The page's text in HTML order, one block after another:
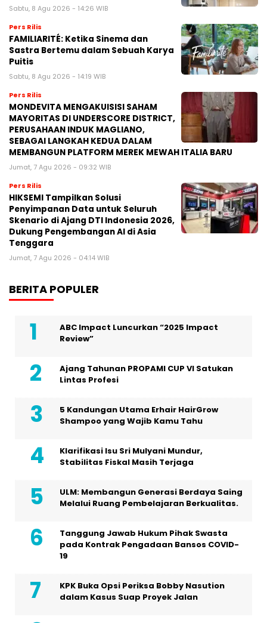
Sabtu, 8 Agu 2026 - 14:26 WIB
Pers Rilis
FAMILIARITÉ: Ketika Sinema dan
Sastra Bertemu dalam Sebuah Karya
Puitis
Sabtu, 8 Agu 2026 - 14:19 WIB
Pers Rilis
MONDEVITA MENGAKUISISI SAHAM
MAYORITAS DI UNDERSCORE DISTRICT,
PERUSAHAAN INDUK MAGLIANO,
SEBAGAI LANGKAH KEDUA DALAM
MEMBANGUN PLATFORM MEREK MEWAH ITALIA BARU
Jumat, 7 Agu 2026 - 09:32 WIB
Pers Rilis
HIKSEMI Tampilkan Solusi
Penyimpanan Data untuk Seluruh
Skenario di Ajang DTI Indonesia 2026,
Dukung Pengembangan AI di Asia
Tenggara
Jumat, 7 Agu 2026 - 04:14 WIB
BERITA POPULER
ABC Impact Luncurkan “2025 Impact
Review”
Ajang Tahunan PROPAMI CUP VI Satukan
Lintas Profesi
5 Kandungan Utama Erhair HairGrow
Shampoo yang Wajib Kamu Tahu
Klarifikasi Isu Sri Mulyani Mundur,
Stabilitas Fiskal Masih Terjaga
ULM: Membangun Generasi Berdaya Saing
Melalui Ruang Pembelajaran Berkualitas.
Tanggung Jawab Hukum Pihak Swasta
pada Kontrak Pengadaan Bansos COVID-
19
KPK Buka Opsi Periksa Bobby Nasution
dalam Kasus Suap Proyek Jalan